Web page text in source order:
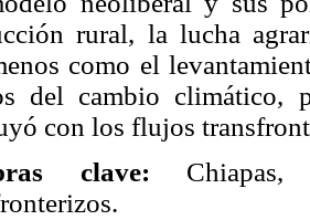
rural, la lucha
como el
del cambio climático,
con los flujos
clave: Chiapas,